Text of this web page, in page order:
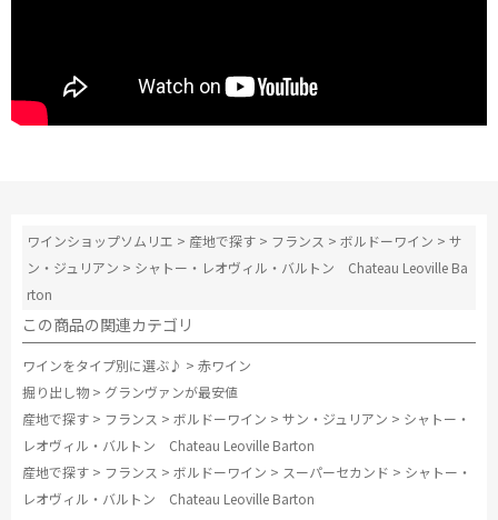
ワインショップソムリエ > 産地で探す > フランス >ボルドーワイン >サ
ン・ジュリアン > シャトー・レオヴィル・バルトン Chateau Leoville Ba
rton
この商品の関連カテゴリ
ワインをタイプ別に選ぶ♪ > 赤ワイン
掘り出し物 > グランヴァンが最安値
産地で探す > フランス > ボルドーワイン > サン・ジュリアン > シャトー・
レオヴィル・バルトン Chateau Leoville Barton
産地で探す > フランス > ボルドーワイン > スーパーセカンド > シャトー・
レオヴィル・バルトン Chateau Leoville Barton